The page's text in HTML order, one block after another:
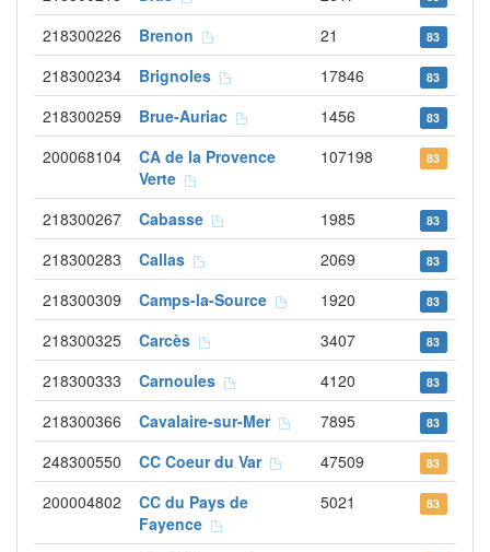
218300226 Brenon 21 83
218300234 Brignoles 17846 83
218300259 Brue-Auriac 1456 83
200068104
CA de la Provence
Verte
107198 83
218300267 Cabasse 1985 83
218300283 Callas 2069 83
218300309 Camps-la-Source 1920 83
218300325 Carcès 3407 83
218300333 Carnoules 4120 83
218300366 Cavalaire-sur-Mer 7895 83
248300550 CC Coeur du Var 47509 83
200004802
CC du Pays de
Fayence
5021 83